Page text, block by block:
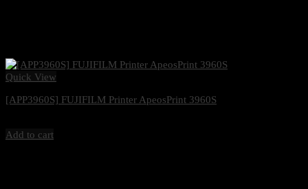
Quick View
[APP3960S] FUJIFILM Printer ApeosPrint 3960S
Add to cart